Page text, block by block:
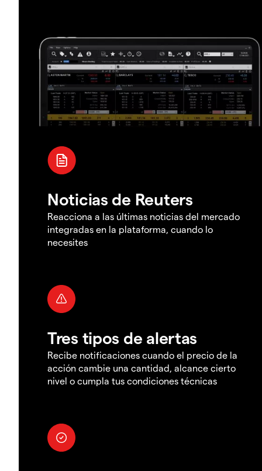
Noticias de Reuters
Reacciona a las últimas noticias del mercado
integradas en la plataforma, cuando lo
necesites
Tres tipos de alertas
Recibe notificaciones cuando el precio de la
acción cambie una cantidad, alcance cierto
nivel o cumpla tus condiciones técnicas